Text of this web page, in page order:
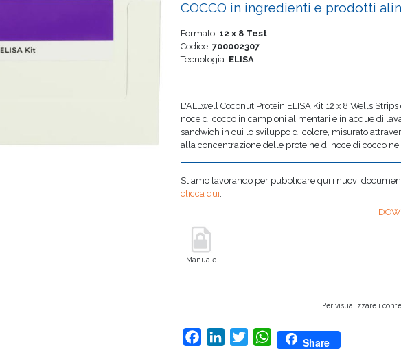
COCCO in ingredienti e prodotti
Formato: 12 x 8 Test
Codice:700002307
Tecnologia: ELISA
L'ALLwell Coconut Protein ELISA Kit 12 x 8 Wells
noce di cocco in campioni alimentari e in acque di
sandwich in cui lo sviluppo di colore, misurato
alla concentrazione delle proteine di noce di cocco
Stiamo lavorando per pubblicare qui i nuovi
clicca qui.
Manuale
Per visualizzare i
FacebookLinkedInTwitterWhatsApp
Share